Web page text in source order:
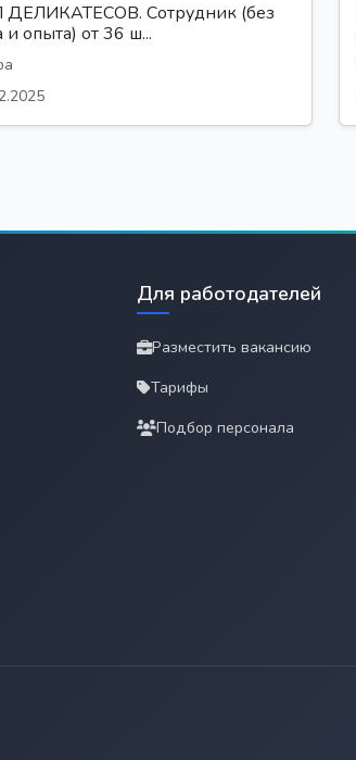
Сотрудник (без
и опыта) от 36 ш...
Для работодателей
Разместить вакансию
Тарифы
Подбор персонала